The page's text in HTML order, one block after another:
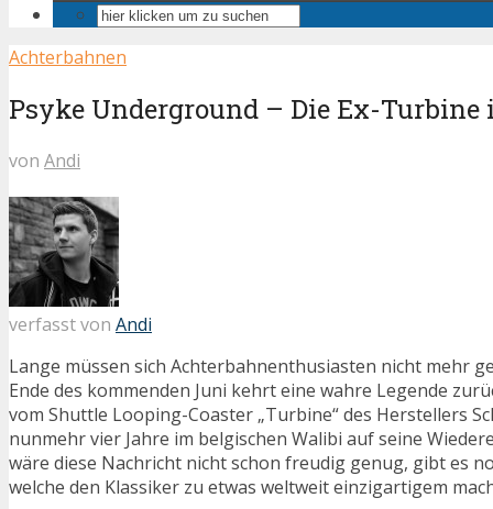
Achterbahnen
Psyke Underground – Die Ex-Turbine
von Andi
verfasst von Andi
Lange müssen sich Achterbahnenthusiasten nicht mehr
Ende des kommenden Juni kehrt eine wahre Legende
vom Shuttle Looping-Coaster „Turbine“ des Herstellers
nunmehr vier Jahre im belgischen Walibi auf seine
wäre diese Nachricht nicht schon freudig genug, gibt es
welche den Klassiker zu etwas weltweit einzigartigem